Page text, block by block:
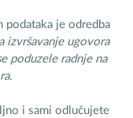
podataka je odredba
izvršavanje ugovora
poduzele radnje na
.
i sami odlučujete